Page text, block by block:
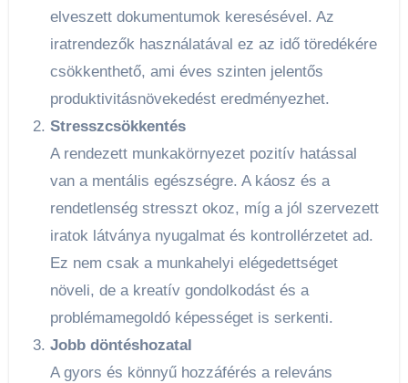
elveszett dokumentumok keresésével. Az
iratrendezők használatával ez az idő töredékére
csökkenthető, ami éves szinten jelentős
produktivitásnövekedést eredményezhet.
Stresszcsökkentés
A rendezett munkakörnyezet pozitív hatással
van a mentális egészségre. A káosz és a
rendetlenség stresszt okoz, míg a jól szervezett
iratok látványa nyugalmat és kontrollérzetet ad.
Ez nem csak a munkahelyi elégedettséget
növeli, de a kreatív gondolkodást és a
problémamegoldó képességet is serkenti.
Jobb döntéshozatal
A gyors és könnyű hozzáférés a releváns